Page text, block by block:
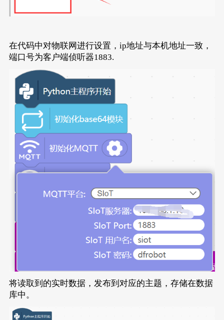
在代码中对物联网进行设置，ip地址与本机地址一致，
端口号为客户端侦听器1883.
将读取到的实时数据，发布到对应的主题，存储在数据
库中。